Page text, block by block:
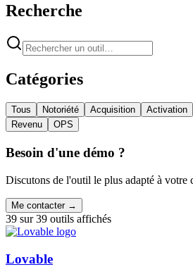
Recherche
Catégories
Tous Notoriété Acquisition Activation
Revenu
OPS
Besoin d'une démo ?
Discutons de l'outil le plus adapté à votre
Me contacter →
39 sur39 outils affichés
Lovable